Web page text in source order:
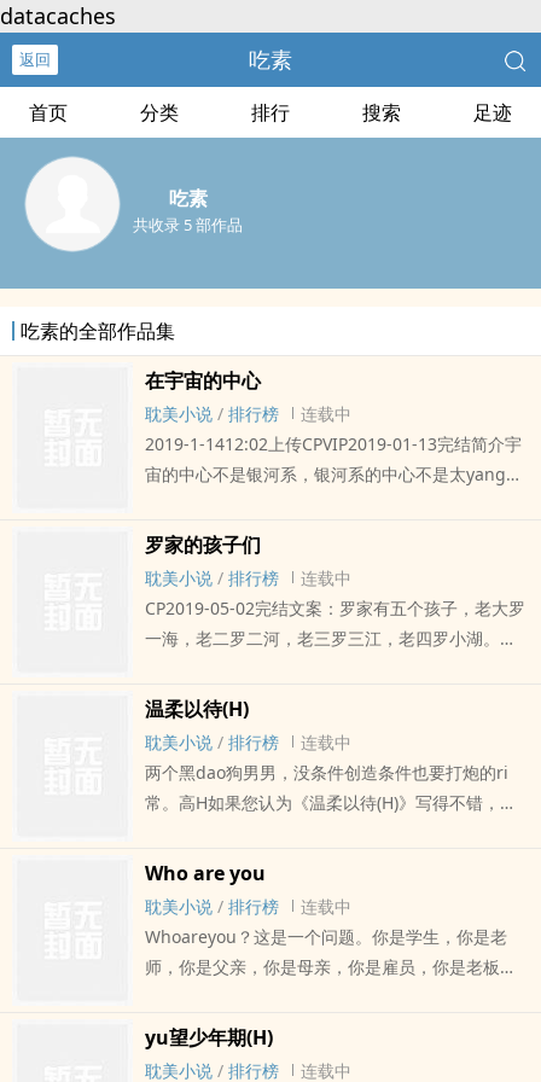
datacaches
返回 吃素
首页 分类 排行 搜索 足迹
吃素
共收录 5 部作品
吃素的全部作品集
在宇宙的中心
耽美小说 / 排行榜
连载中
2019-1-1412:02上传CPVIP2019-01-13完结简介宇
宙的中心不是银河系，银河系的中心不是太yang
我都是边缘人。如果您认为《在宇宙的中心》写得
不错，请给您的朋友推荐本书
罗家的孩子们
耽美小说 / 排行榜
连载中
CP2019-05-02完结文案：罗家有五个孩子，老大罗
一海，老二罗二河，老三罗三江，老四罗小湖。还
老大罗一海，老二罗二河，老三罗三江，老四——
罗小湖。还有一个，叫岳巍然。即使有一个不是亲
生的，也是十分难得的庞大家ting。为此罗爸缴了
不少罚款，不过他不在乎，因为他有钱。可惜好景
不长，罗小湖出生一年，罗妈急病去世，罗一海也
guan得了孩子就guan不了生意。通常这时候，就
该继母出现了，说不定还要nue待他们。继母的确
出现了。只是出现得太晚，那时罗小湖已经六岁，
等着上小学了。到tou来，当妈又当爹给孩子把屎把
妹四岁，比三弟大六岁，罗小四出生的时候他已经
十二了。罗家妈妈还在的时候，三弟出生他便学会
温柔以待(H)
耽美小说 / 排行榜
连载中
两个黑dao狗男男，没条件创造条件也要打炮的ri
常。高H如果您认为《温柔以待(H)》写得不错，请
Who are you
耽美小说 / 排行榜
连载中
Whoareyou？这是一个问题。你是学生，你是老
师，你是父亲，你是母亲，你是雇员，你是老板。
替代的家人，你是我和蔼可亲的邻居，你也是她尖
酸刻薄的婆婆，你是他两肋cha刀的好朋友，你也是
yu望少年期(H)
耽美小说 / 排行榜 连载中